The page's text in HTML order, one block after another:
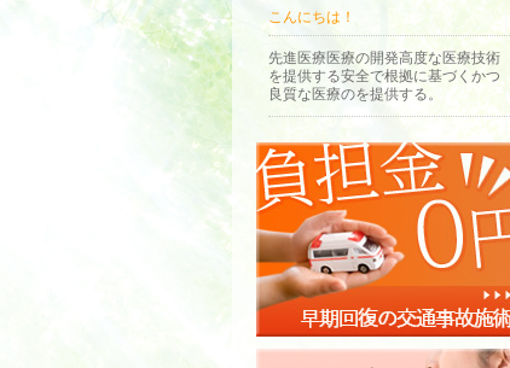
こんにちは！
先進医療医療の開発高度な医療技術
を提供する安全で根拠に基づくかつ
良質な医療のを提供する。